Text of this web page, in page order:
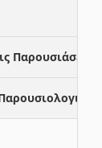
Παρουσιάσεις